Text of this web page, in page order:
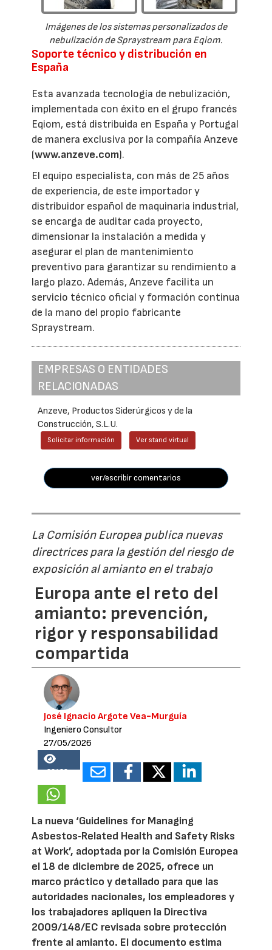
Imágenes de los sistemas personalizados de
nebulización de Spraystream para Eqiom.
Soporte técnico y distribución en
España
Esta avanzada tecnología de nebulización,
implementada con éxito en el grupo francés
Eqiom, está distribuida en España y Portugal
de manera exclusiva por la compañía Anzeve
(www.anzeve.com).
El equipo especialista, con más de 25 años
de experiencia, de este importador y
distribuidor español de maquinaria industrial,
se encarga de auditar cada proyecto,
dimensionar la instalación a medida y
asegurar el plan de mantenimiento
preventivo para garantizar su rendimiento a
largo plazo. Además, Anzeve facilita un
servicio técnico oficial y formación continua
de la mano del propio fabricante
Spraystream.
EMPRESAS O ENTIDADES
RELACIONADAS
Anzeve, Productos Siderúrgicos y de la
Construcción, S.L.U.
Solicitar información Ver stand virtual
ver/escribir comentarios
La Comisión Europea publica nuevas
directrices para la gestión del riesgo de
exposición al amianto en el trabajo
Europa ante el reto del
amianto: prevención,
rigor y responsabilidad
compartida
José Ignacio Argote Vea-Murguía
Ingeniero Consultor
27/05/2026
22438
La nueva ‘Guidelines for Managing
Asbestos‑Related Health and Safety Risks
at Work’, adoptada por la Comisión Europea
el 18 de diciembre de 2025, ofrece un
marco práctico y detallado para que las
autoridades nacionales, los empleadores y
los trabajadores apliquen la Directiva
2009/148/EC revisada sobre protección
frente al amianto. El documento estima